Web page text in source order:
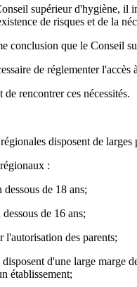
supérieur d'hygiène, il
de risques et de la
conclusion que le Conseil
de réglementer
rencontrer ces nécessités.
disposent de
:
dessous de 18 ans;
de 16 ans;
l'autorisation des parents;
disposent d'une large marge
établissement;